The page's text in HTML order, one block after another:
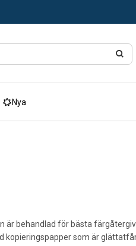
Nya
behandlad för bästa
kopieringspapper som är